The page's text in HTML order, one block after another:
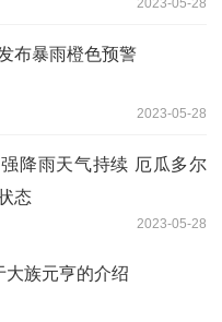
布暴雨橙色预警
2023-05-28
降雨天气持续 厄瓜多尔
态
2023-05-28
大族元亨的介绍